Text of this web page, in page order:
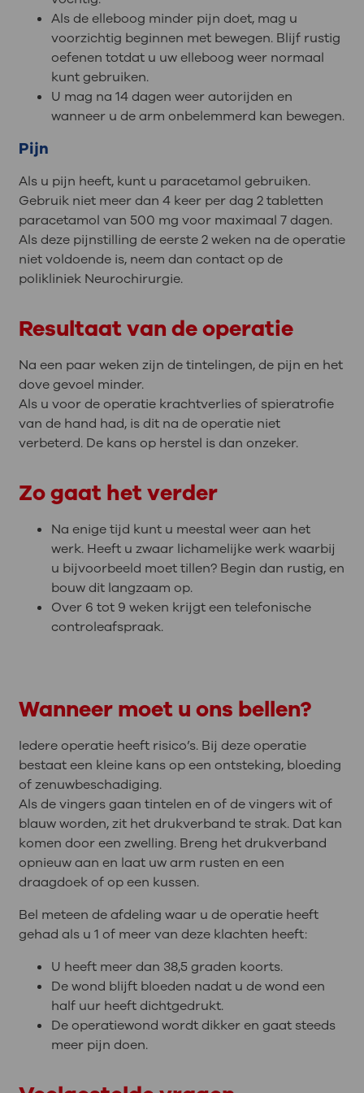
Als de elleboog minder pijn doet, mag u
voorzichtig beginnen met bewegen. Blijf rustig
oefenen totdat u uw elleboog weer normaal
kunt gebruiken.
U mag na 14 dagen weer autorijden en
wanneer u de arm onbelemmerd kan bewegen.
Pijn
Als u pijn heeft, kunt u paracetamol gebruiken.
Gebruik niet meer dan 4 keer per dag 2 tabletten
paracetamol van 500 mg voor maximaal 7 dagen.
Als deze pijnstilling de eerste 2 weken na de operatie
niet voldoende is, neem dan contact op de
polikliniek Neurochirurgie.
Resultaat van de operatie
Na een paar weken zijn de tintelingen, de pijn en het
dove gevoel minder.
Als u voor de operatie krachtverlies of spieratrofie
van de hand had, is dit na de operatie niet
verbeterd. De kans op herstel is dan onzeker.
Zo gaat het verder
Na enige tijd kunt u meestal weer aan het
werk. Heeft u zwaar lichamelijke werk waarbij
u bijvoorbeeld moet tillen? Begin dan rustig, en
bouw dit langzaam op.
Over 6 tot 9 weken krijgt een telefonische
controleafspraak.
Wanneer moet u ons bellen?
Iedere operatie heeft risico’s. Bij deze operatie
bestaat een kleine kans op een ontsteking, bloeding
of zenuwbeschadiging.
Als de vingers gaan tintelen en of de vingers wit of
blauw worden, zit het drukverband te strak. Dat kan
komen door een zwelling. Breng het drukverband
opnieuw aan en laat uw arm rusten en een
draagdoek of op een kussen.
Bel meteen de afdeling waar u de operatie heeft
gehad als u 1 of meer van deze klachten heeft:
U heeft meer dan 38,5 graden koorts.
De wond blijft bloeden nadat u de wond een
half uur heeft dichtgedrukt.
De operatiewond wordt dikker en gaat steeds
meer pijn doen.